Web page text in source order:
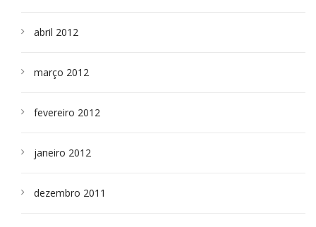
abril 2012
março 2012
fevereiro 2012
janeiro 2012
dezembro 2011